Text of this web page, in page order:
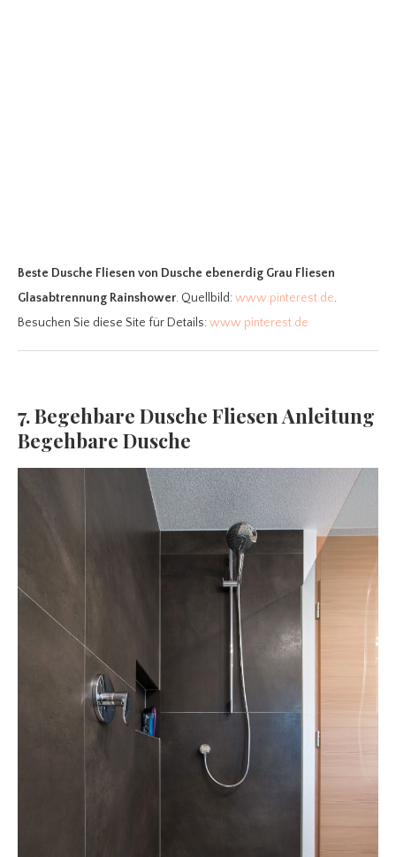
Beste Dusche Fliesen von Dusche ebenerdig Grau Fliesen
Glasabtrennung Rainshower. Quellbild:www.pinterest.de.
Besuchen Sie diese Site für Details:www.pinterest.de
7. Begehbare Dusche Fliesen Anleitung
Begehbare Dusche